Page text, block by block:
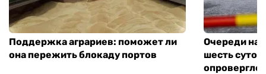
Поддержка аграриев: поможет ли
она пережить блокаду портов
Очереди на
шесть
опровергло